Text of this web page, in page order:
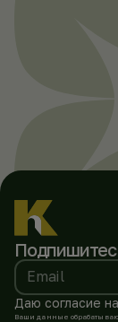
Email
Даю согласие
Ваши данные